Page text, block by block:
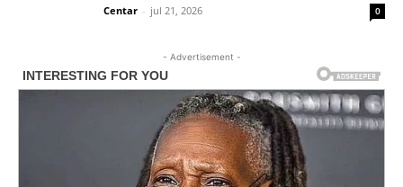
Centar - jul 21, 2026 0
- Advertisement -